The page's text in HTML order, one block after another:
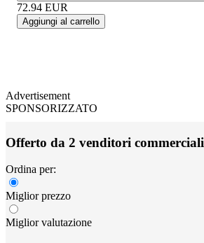
72.94 EUR
Aggiungi al carrello
Advertisement
SPONSORIZZATO
Offerto da 2 venditori commerciali
Ordina per:
Miglior prezzo
Miglior valutazione